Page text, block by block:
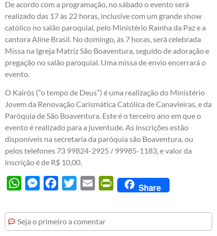
De acordo com a programação, no sábado o evento será
realizado das 17 às 22 horas, inclusive com um grande show
católico no salão paroquial, pelo Ministério Rainha da Paz e a
cantora Aline Brasil. No domingo, às 7 horas, será celebrada
Missa na Igreja Matriz São Boaventura, seguido de adoração e
pregação no salão paroquial. Uma missa de envio encerrará o
evento.
O Kairós (“o tempo de Deus”) é uma realização do Ministério
Jovem da Renovação Carismática Católica de Canavieiras, e da
Paróquia de São Boaventura. Este é o terceiro ano em que o
evento é realizado para a juventude. As inscrições estão
disponíveis na secretaria da paróquia são Boaventura, ou
pelos telefones 73 99824-2925 / 99985-1183, e valor da
inscrição é de R$ 10,00.
WhatsAppMessengerFacebook
Twitter Email PrintFriendly
Share
Seja o primeiro a comentar